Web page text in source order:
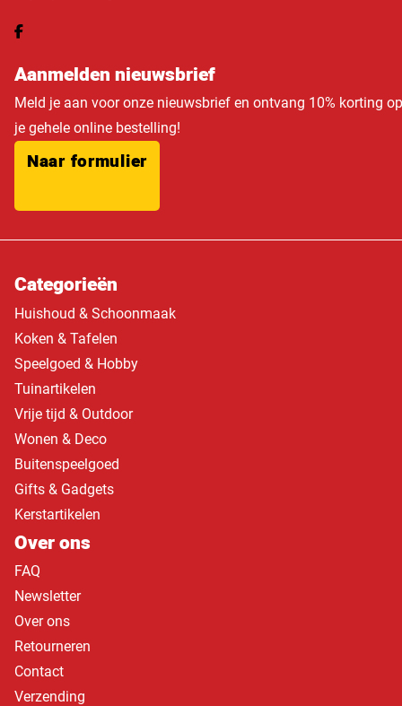
Aanmelden nieuwsbrief
Meld je aan voor onze nieuwsbrief en ontvang 10% korting op
je gehele online bestelling!
Naar formulier
Categorieën
Huishoud & Schoonmaak
Koken & Tafelen
Speelgoed & Hobby
Tuinartikelen
Vrije tijd & Outdoor
Wonen & Deco
Buitenspeelgoed
Gifts & Gadgets
Kerstartikelen
Over ons
FAQ
Newsletter
Over ons
Retourneren
Contact
Verzending